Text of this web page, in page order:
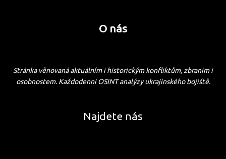
O nás
Stránka věnovaná aktuálním i historickým konfliktům, zbraním i
osobnostem. Každodenní OSINT analýzy ukrajinského bojiště.
Najdete nás